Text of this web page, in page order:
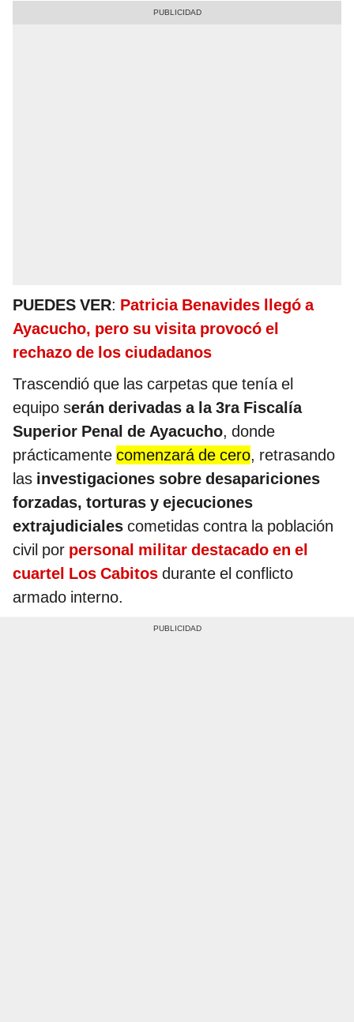
PUEDES VER: Patricia Benavides llegó a
Ayacucho, pero su visita provocó el
rechazo de los ciudadanos
Trascendió que las carpetas que tenía el
equipo serán derivadas a la 3ra Fiscalía
Superior Penal de Ayacucho, donde
prácticamente comenzará de cero, retrasando
las investigaciones sobre desapariciones
forzadas, torturas y ejecuciones
extrajudiciales cometidas contra la población
civil por personal militar destacado en el
cuartel Los Cabitos durante el conflicto
armado interno.